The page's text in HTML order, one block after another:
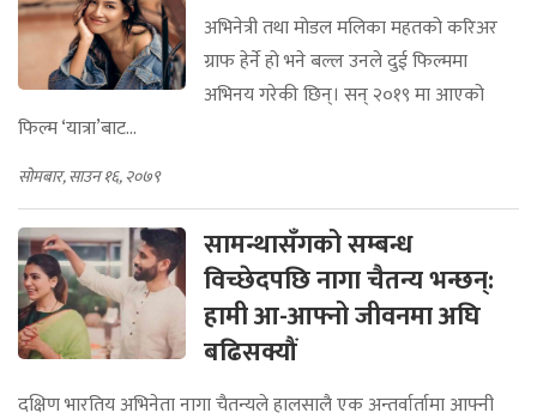
अभिनेत्री तथा मोडल मलिका महतको करिअर
ग्राफ हेर्ने हो भने बल्ल उनले दुई फिल्ममा
अभिनय गरेकी छिन्। सन् २०१९ मा आएको
फिल्म ‘यात्रा’बाट...
सोमबार, साउन १६, २०७९
सामन्थासँगको सम्बन्ध
विच्छेदपछि नागा चैतन्य भन्छन्:
हामी आ-आफ्नो जीवनमा अघि
बढिसक्यौं
दक्षिण भारतिय अभिनेता नागा चैतन्यले हालसालै एक अन्तर्वार्तामा आफ्नी